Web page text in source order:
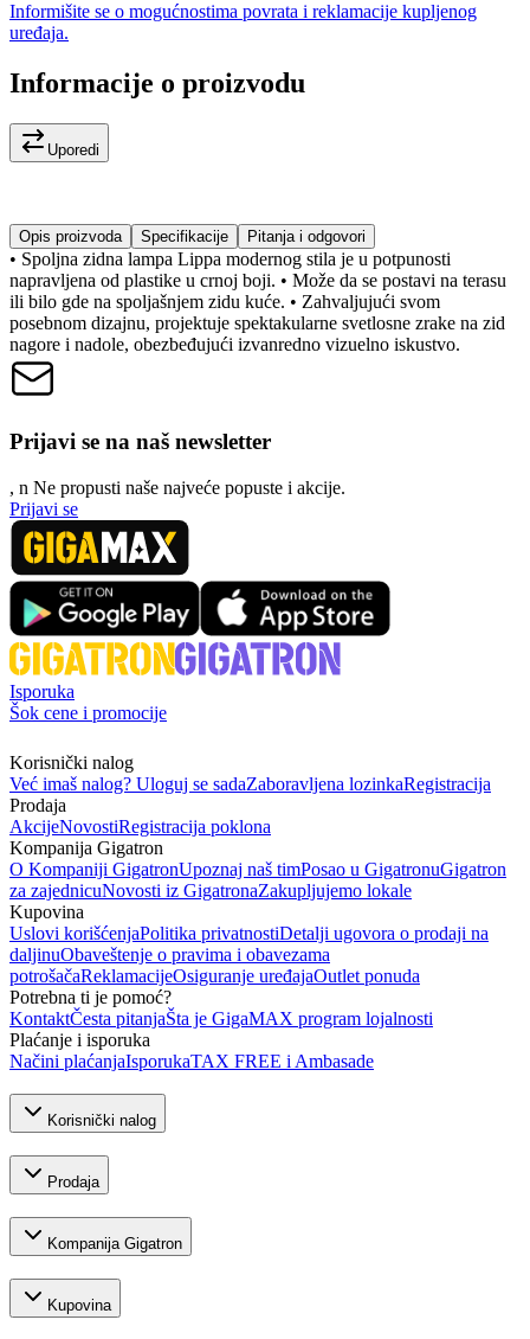
Informišite se o mogućnostima povrata i reklamacije kupljenog
uređaja.
Informacije o proizvodu
Uporedi
Opis proizvoda Specifikacije Pitanja i odgovori
• Spoljna zidna lampa Lippa modernog stila je u potpunosti
napravljena od plastike u crnoj boji. • Može da se postavi na terasu
ili bilo gde na spoljašnjem zidu kuće. • Zahvaljujući svom
posebnom dizajnu, projektuje spektakularne svetlosne zrake na zid
nagore i nadole, obezbeđujući izvanredno vizuelno iskustvo.
Prijavi se na naš newsletter
, n Ne propusti naše najveće popuste i akcije.
Prijavi se
Isporuka
Šok cene i promocije
Korisnički nalog
Već imaš nalog? Uloguj se sadaZaboravljena lozinkaRegistracija
Prodaja
AkcijeNovostiRegistracija poklona
Kompanija Gigatron
O Kompaniji GigatronUpoznaj naš timPosao u GigatronuGigatron
za zajednicuNovosti iz GigatronaZakupljujemo lokale
Kupovina
Uslovi korišćenjaPolitika privatnostiDetalji ugovora o prodaji na
daljinuObaveštenje o pravima i obavezama
potrošačaReklamacijeOsiguranje uređajaOutlet ponuda
Potrebna ti je pomoć?
KontaktČesta pitanjaŠta je GigaMAX program lojalnosti
Plaćanje i isporuka
Načini plaćanjaIsporukaTAX FREE i Ambasade
Korisnički nalog
Prodaja
Kompanija Gigatron
Kupovina